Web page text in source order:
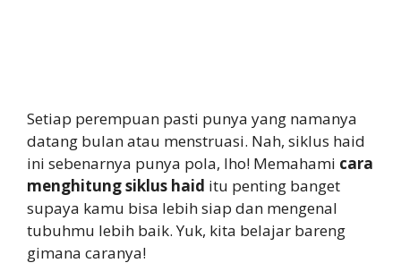
Setiap perempuan pasti punya yang namanya
datang bulan atau menstruasi. Nah, siklus haid
ini sebenarnya punya pola, lho! Memahami cara
menghitung siklus haid itu penting banget
supaya kamu bisa lebih siap dan mengenal
tubuhmu lebih baik. Yuk, kita belajar bareng
gimana caranya!